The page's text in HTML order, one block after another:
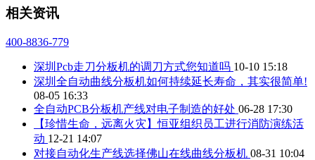
相关资讯
400-8836-779
深圳Pcb走刀分板机的调刀方式您知道吗 10-10 15:18
深圳全自动曲线分板机如何持续延长寿命，其实很简单!
08-05 16:33
全自动PCB分板机产线对电子制造的好处 06-28 17:30
【珍惜生命，远离火灾】恒亚组织员工进行消防演练活
动 12-21 14:07
对接自动化生产线选择佛山在线曲线分板机 08-31 10:04